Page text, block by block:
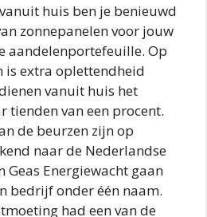
huis ben je benieuwd
zonnepanelen voor jouw
aandelenportefeuille. Op
is extra oplettendheid
vanuit huis het
tienden van een procent.
de beurzen zijn op
naar de Nederlandse
Geas Energiewacht gaan
bedrijf onder één naam.
had een van de